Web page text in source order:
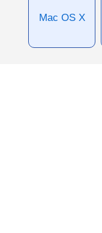
Mac OS X